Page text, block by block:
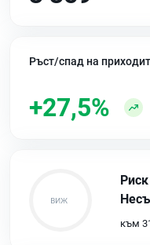
Ръст/спад на
+27,5%
към